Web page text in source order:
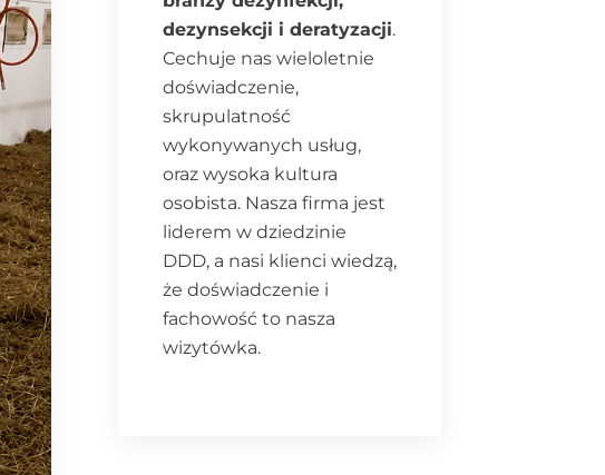
dezynsekcji i deratyzacji.
Cechuje nas wieloletnie
doświadczenie,
skrupulatność
wykonywanych usług,
oraz wysoka kultura
osobista. Nasza firma jest
liderem w dziedzinie
DDD, a nasi klienci wiedzą,
że doświadczenie i
fachowość to nasza
wizytówka.